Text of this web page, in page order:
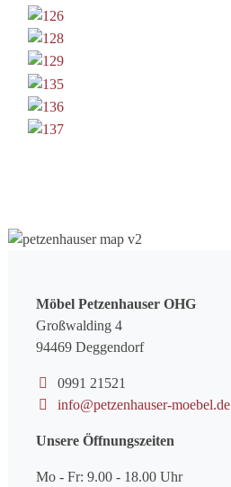
Möbel Petzenhauser OHG
Großwalding 4
94469 Deggendorf
0991 21521
info@petzenhauser-moebel.de
Unsere Öffnungszeiten
Mo - Fr: 9.00 - 18.00 Uhr